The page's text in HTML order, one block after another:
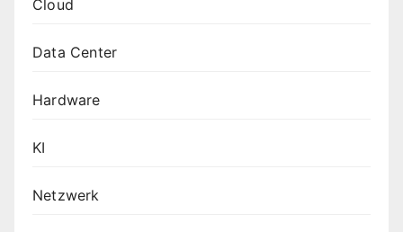
Cloud
Data Center
Hardware
KI
Netzwerk